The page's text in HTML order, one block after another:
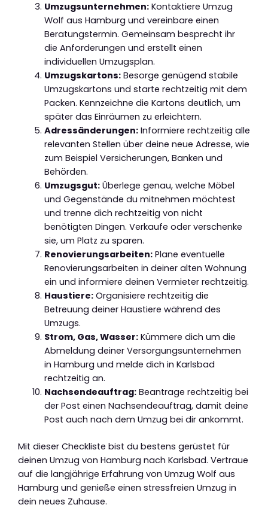
Umzugsunternehmen:Kontaktiere Umzug
Wolf aus Hamburg und vereinbare einen
Beratungstermin. Gemeinsam besprecht ihr
die Anforderungen und erstellt einen
individuellen Umzugsplan.
Umzugskartons:Besorge genügend stabile
Umzugskartons und starte rechtzeitig mit dem
Packen. Kennzeichne die Kartons deutlich, um
später das Einräumen zu erleichtern.
Adressänderungen:Informiere rechtzeitig alle
relevanten Stellen über deine neue Adresse, wie
zum Beispiel Versicherungen, Banken und
Behörden.
Umzugsgut:Überlege genau, welche Möbel
und Gegenstände du mitnehmen möchtest
und trenne dich rechtzeitig von nicht
benötigten Dingen. Verkaufe oder verschenke
sie, um Platz zu sparen.
Renovierungsarbeiten:Plane eventuelle
Renovierungsarbeiten in deiner alten Wohnung
ein und informiere deinen Vermieter rechtzeitig.
Haustiere:Organisiere rechtzeitig die
Betreuung deiner Haustiere während des
Umzugs.
Strom, Gas, Wasser:Kümmere dich um die
Abmeldung deiner Versorgungsunternehmen
in Hamburg und melde dich in Karlsbad
rechtzeitig an.
Nachsendeauftrag:Beantrage rechtzeitig bei
der Post einen Nachsendeauftrag, damit deine
Post auch nach dem Umzug bei dir ankommt.
Mit dieser Checkliste bist du bestens gerüstet für
deinen Umzug von Hamburg nach Karlsbad. Vertraue
auf die langjährige Erfahrung von Umzug Wolf aus
Hamburg und genieße einen stressfreien Umzug in
dein neues Zuhause.